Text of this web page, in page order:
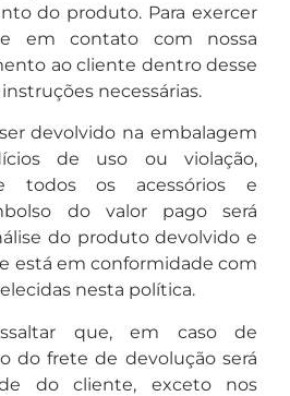
do produto. Para exercer
em contato com nossa
ao cliente dentro desse
necessárias.
devolvido na embalagem
de uso ou violação,
todos os acessórios e
do valor pago será
do produto devolvido e
está em conformidade com
nesta política.
que, em caso de
do frete de devolução será
do cliente, exceto nos